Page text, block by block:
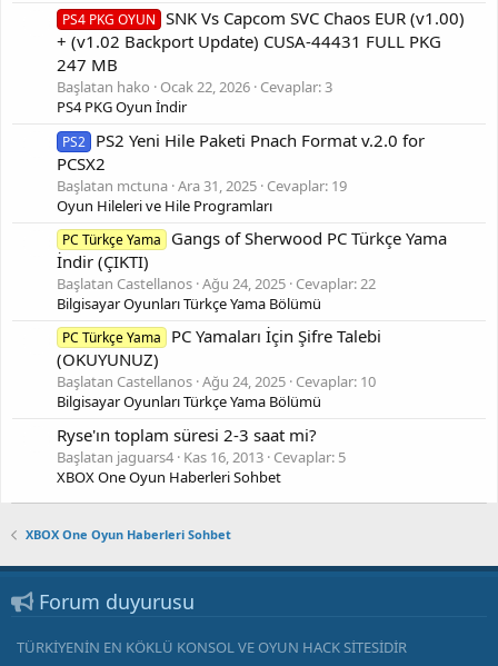
PS4 PKG OYUN
SNK Vs Capcom SVC Chaos EUR (v1.00)
+ (v1.02 Backport Update) CUSA-44431 FULL PKG
247 MB
Başlatan hako Ocak 22, 2026 Cevaplar: 3
PS4 PKG Oyun İndir
PS2 PS2 Yeni Hile Paketi Pnach Format v.2.0 for
PCSX2
Başlatan mctuna Ara 31, 2025 Cevaplar: 19
Oyun Hileleri ve Hile Programları
PC Türkçe Yama
Gangs of Sherwood PC Türkçe Yama
İndir (ÇIKTI)
Başlatan Castellanos Ağu 24, 2025 Cevaplar: 22
Bilgisayar Oyunları Türkçe Yama Bölümü
PC Türkçe Yama
PC Yamaları İçin Şifre Talebi
(OKUYUNUZ)
Başlatan Castellanos Ağu 24, 2025 Cevaplar: 10
Bilgisayar Oyunları Türkçe Yama Bölümü
Ryse'ın toplam süresi 2-3 saat mi?
Başlatan jaguars4 Kas 16, 2013 Cevaplar: 5
XBOX One Oyun Haberleri Sohbet
XBOX One Oyun Haberleri Sohbet
Forum duyurusu
TÜRKİYENİN EN KÖKLÜ KONSOL VE OYUN HACK SİTESİDİR